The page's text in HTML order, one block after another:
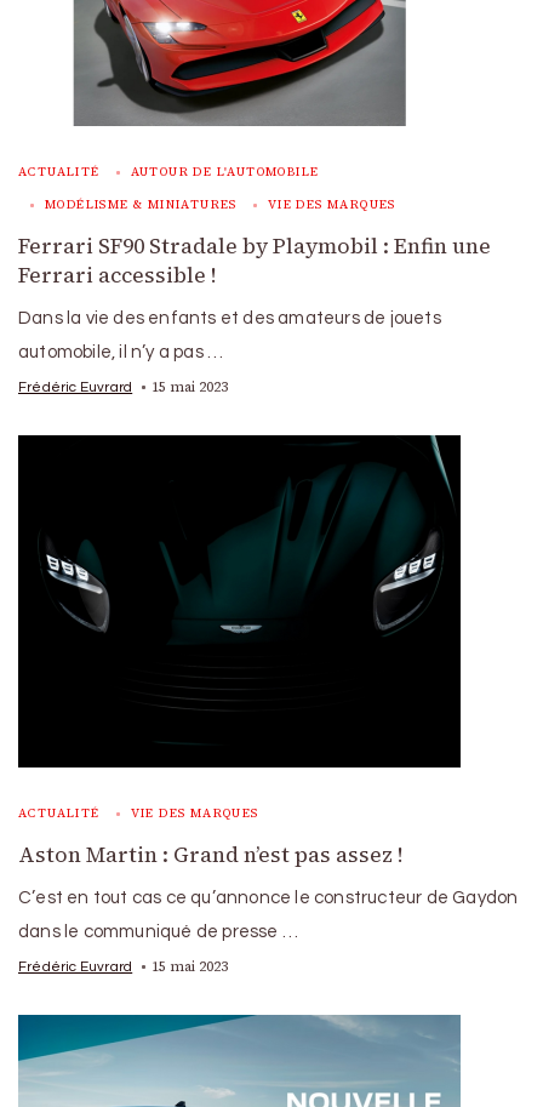
ACTUALITÉ AUTOUR DE L'AUTOMOBILE
MODÉLISME & MINIATURES VIE DES MARQUES
Ferrari SF90 Stradale by Playmobil : Enfin une
Ferrari accessible !
Dans la vie des enfants et des amateurs de jouets
automobile, il n’y a pas …
Frédéric Euvrard 15 mai 2023
ACTUALITÉ VIE DES MARQUES
Aston Martin : Grand n’est pas assez !
C’est en tout cas ce qu’annonce le constructeur de Gaydon
dans le communiqué de presse …
Frédéric Euvrard 15 mai 2023